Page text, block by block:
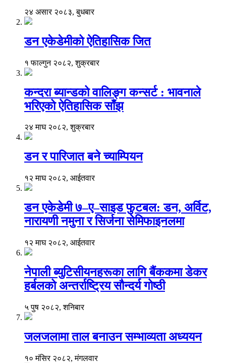
२४ असार २०८३, बुधबार
डन एकेडेमीको ऐतिहासिक जित
१ फाल्गुन २०८२, शुक्रबार
कन्दरा ब्यान्डको वालिङ्ग कन्सर्ट : भावनाले
भरिएको ऐतिहासिक साँझ
२४ माघ २०८२, शुक्रबार
डन र पारिजात बने च्याम्पियन
१२ माघ २०८२, आईतवार
डन एकेडेमी ७–ए–साइड फुटबल: डन, अर्विट,
नारायणी नमुना र सिर्जना सेमिफाइनलमा
१२ माघ २०८२, आईतवार
नेपाली ब्युटिसीयनहरूका लागि बैंककमा डेकर
हर्बलको अन्तर्राष्ट्रिय सौन्दर्य गोष्ठी
५ पुष २०८२, शनिबार
जलजलामा ताल बनाउन सम्भाव्यता अध्ययन
१० मंसिर २०८२, मंगलवार